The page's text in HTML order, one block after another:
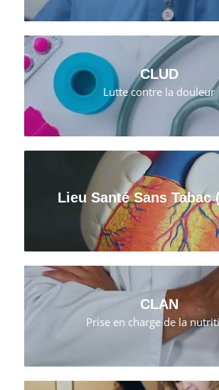
CLUD
Lutte contre la douleur
Lieu Santé Sans Tabac
CLAN
Prise en charge de la